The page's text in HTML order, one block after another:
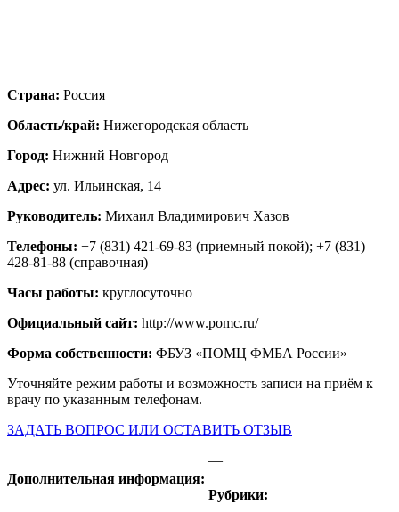
Страна: Россия
Область/край: Нижегородская область
Город: Нижний Новгород
Адрес: ул. Ильинская, 14
Руководитель: Михаил Владимирович Хазов
Телефоны: +7 (831) 421-69-83 (приемный покой); +7 (831)
428-81-88 (справочная)
Часы работы: круглосуточно
Официальный сайт: http://www.pomc.ru/
Форма собственности: ФБУЗ «ПОМЦ ФМБА России»
Уточняйте режим работы и возможность записи на приём к
врачу по указанным телефонам.
ЗАДАТЬ ВОПРОС ИЛИ ОСТАВИТЬ ОТЗЫВ
Дополнительная информация:
—
Рубрики: